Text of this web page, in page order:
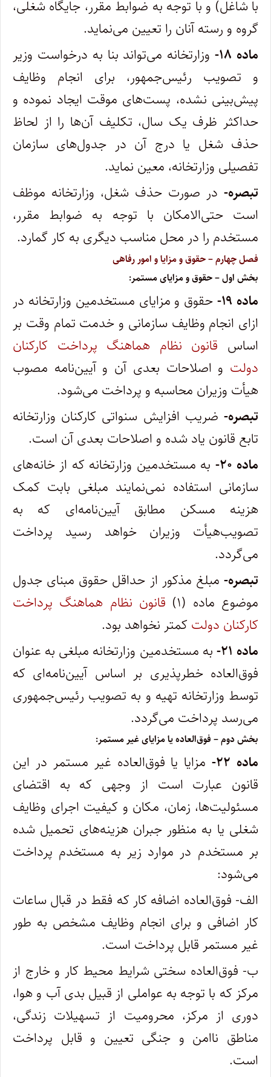
با شاغل) و با توجه به ضوابط مقرر، جایگاه شغلی،
گروه و رسته آنان را تعیین می‌نماید.
‌ماده ۱۸-
وزارتخانه می‌تواند بنا به درخواست وزیر
و تصویب رئیس‌جمهور، برای انجام وظایف
پیش‌بینی نشده، پست‌های موقت ایجاد نموده و
حداکثر ظرف یک سال، تکلیف آن‌ها را از لحاظ
حذف شغل یا درج آن در جدول‌های سازمان
تفصیلی وزارتخانه، معین نماید.
‌تبصره- در صورت حذف شغل، وزارتخانه موظف
است حتی‌الامکان با توجه به ضوابط مقرر،
مستخدم را در محل مناسب دیگری به کار گمارد.
‌فصل چهارم – حقوق و مزایا و امور رفاهی
‌بخش اول – حقوق و مزایای مستمر:
‌ماده ۱۹-
حقوق و مزایای مستخدمین وزارتخانه در
ازای انجام وظایف سازمانی و خدمت تمام وقت بر
اساس قانون نظام هماهنگ پرداخت‌ کارکنان
دولت و اصلاحات بعدی آن و آیین‌نامه مصوب
هیأت وزیران محاسبه و پرداخت می‌شود.
‌تبصره- ضریب افزایش سنواتی کارکنان وزارتخانه
تابع قانون یاد شده و اصلاحات بعدی آن است.
‌ماده ۲۰-
به مستخدمین وزارتخانه که از خانه‌های
سازمانی استفاده نمی‌نمایند مبلغی بابت کمک
هزینه مسکن مطابق آیین‌نامه‌ای که به
تصویب‌هیأت وزیران خواهد رسید پرداخت
می‌گردد.
‌تبصره- مبلغ مذکور از حداقل حقوق مبنای جدول
موضوع ماده (۱)
قانون نظام هماهنگ پرداخت
کارکنان دولت کمتر نخواهد بود.
‌ماده ۲۱-
به مستخدمین وزارتخانه مبلغی به عنوان
فوق‌العاده خطرپذیری بر اساس آیین‌نامه‌ای که
توسط وزارتخانه تهیه و به تصویب رئیس‌جمهوری
می‌رسد پرداخت می‌گردد.
‌بخش دوم – فوق‌العاده یا مزایای غیر مستمر:
‌ماده ۲۲-
مزایا یا فوق‌العاده غیر مستمر در این
قانون عبارت است از وجهی که به اقتضای
مسئولیت‌ها، زمان، مکان و کیفیت اجرای وظایف
شغلی یا به منظور جبران هزینه‌های تحمیل شده
بر مستخدم در موارد زیر به مستخدم پرداخت
می‌شود:
‌الف- فوق‌العاده اضافه کار که فقط در قبال ساعات
کار اضافی و برای انجام وظایف مشخص به طور
غیر مستمر قابل پرداخت است.
ب- فوق‌العاده سختی شرایط محیط کار و خارج از
مرکز که با توجه به عواملی از قبیل بدی آب و هوا،
دوری از مرکز، محرومیت از تسهیلات زندگی،
مناطق ناامن و جنگی تعیین و قابل پرداخت
است.